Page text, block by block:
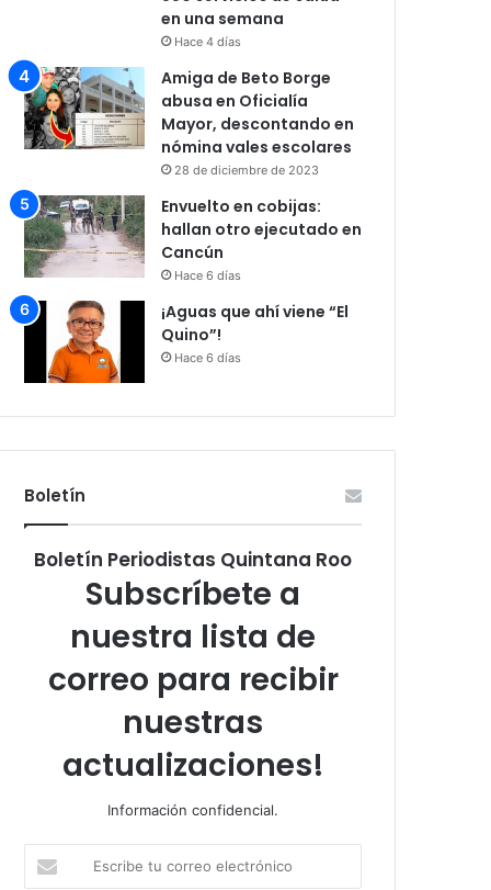
en una semana
Hace 4 días
Amiga de Beto Borge
abusa en Oficialía
Mayor, descontando en
nómina vales escolares
28 de diciembre de 2023
Envuelto en cobijas:
hallan otro ejecutado en
Cancún
Hace 6 días
¡Aguas que ahí viene “El
Quino”!
Hace 6 días
Boletín
Boletín Periodistas Quintana Roo
Subscríbete a
nuestra lista de
correo para recibir
nuestras
actualizaciones!
Información confidencial.
tu